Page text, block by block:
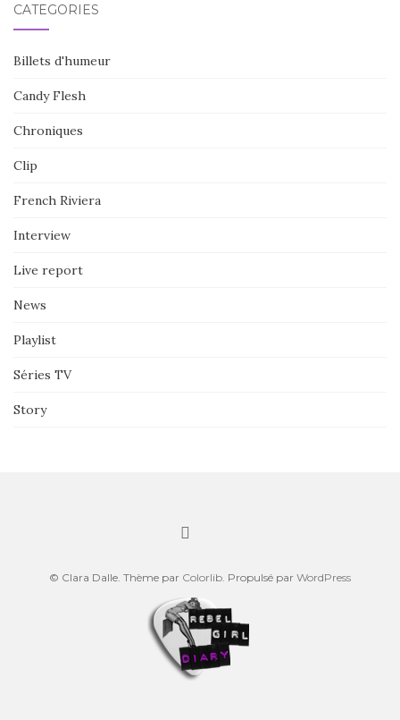
CATÉGORIES
Billets d'humeur
Candy Flesh
Chroniques
Clip
French Riviera
Interview
Live report
News
Playlist
Séries TV
Story
© Clara Dalle. Thème par Colorlib . Propulsé par WordPress